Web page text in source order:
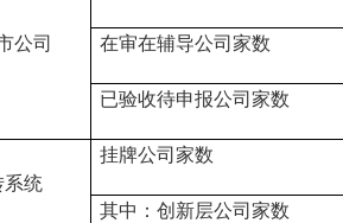
公司 在审在辅导公司家数
已验收待申报公司家数
系统
挂牌公司家数
其中：创新层公司家数